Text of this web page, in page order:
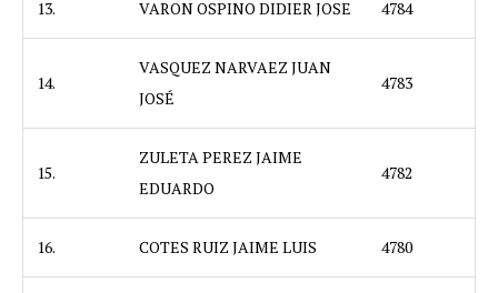
13. VARON OSPINO DIDIER JOSE 4784
14.
VASQUEZ NARVAEZ JUAN
JOSÉ
4783
15.
ZULETA PEREZ JAIME
EDUARDO
4782
16. COTES RUIZ JAIME LUIS 4780